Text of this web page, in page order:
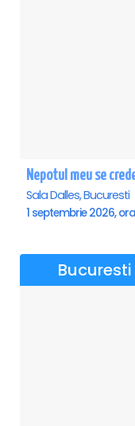
Sala Dalles, Bucuresti
Bucuresti